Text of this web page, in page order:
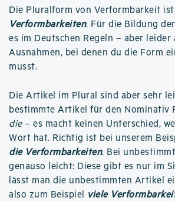
Die Pluralform von Verformbarkeit ist
Verformbarkeiten. Für die Bildung
es im Deutschen Regeln – aber leider
Ausnahmen, bei denen du die Form
musst.
Die Artikel im Plural sind aber sehr
bestimmte Artikel für den Nominativ
die– es macht keinen Unterschied,
Wort hat. Richtig ist bei unserem
die Verformbarkeiten. Bei
genauso leicht: Diese gibt es nur im
lässt man die unbestimmten Artikel
also zum Beispiel viele